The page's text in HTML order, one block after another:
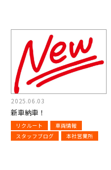
2025.06.03
新車納車！
リクルート
車両情報
スタッフブログ
本社営業所